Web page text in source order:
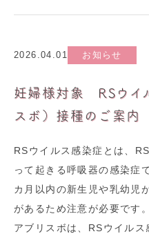
2026.04.01 お知らせ
妊婦様対象 RSウイ
スボ）接種のご案内
RSウイルス感染症とは、
って起きる呼吸器の感染
カ月以内の新生児や乳幼児
があるため注意が必要です。
アブリスボは、RSウイル